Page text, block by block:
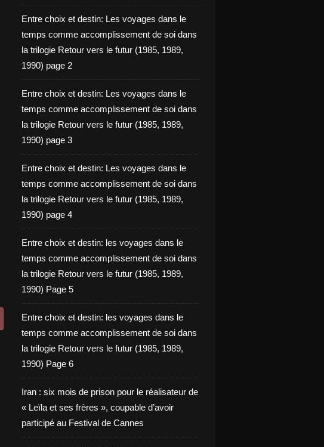
Entre choix et destin: Les voyages dans le
temps comme accomplissement de soi dans
la trilogie Retour vers le futur (1985, 1989,
1990) page 2
Entre choix et destin: Les voyages dans le
temps comme accomplissement de soi dans
la trilogie Retour vers le futur (1985, 1989,
1990) page 3
Entre choix et destin: Les voyages dans le
temps comme accomplissement de soi dans
la trilogie Retour vers le futur (1985, 1989,
1990) page 4
Entre choix et destin: les voyages dans le
temps comme accomplissement de soi dans
la trilogie Retour vers le futur (1985, 1989,
1990) Page 5
Entre choix et destin: les voyages dans le
temps comme accomplissement de soi dans
la trilogie Retour vers le futur (1985, 1989,
1990) Page 6
Iran : six mois de prison pour le réalisateur de
« Leïla et ses frères », coupable d’avoir
participé au Festival de Cannes